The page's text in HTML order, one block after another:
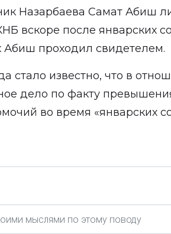
Назарбаева Самат Абиш
вскоре после январских
Абиш проходил свидетелем.
стало известно, что в
дело по факту
во время «январских